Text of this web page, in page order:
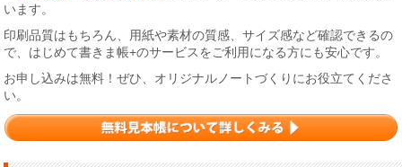
います。
印刷品質はもちろん、用紙や素材の質感、サイズ感など確認できるの
で、はじめて書きま帳+のサービスをご利用になる方にも安心です。
お申し込みは無料！ぜひ、オリジナルノートづくりにお役立てくださ
い。